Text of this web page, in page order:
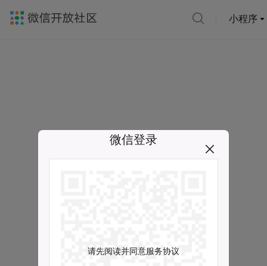
小程序
微信登录
请先阅读并同意服务协议